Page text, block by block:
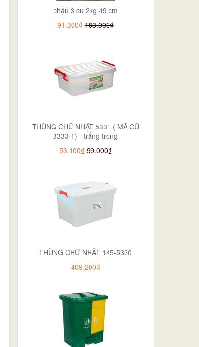
chậu 3 cu 2kg 49 cm
91.300₫ 183.000₫
THÙNG CHỮ NHẬT 5331 ( MÃ CŨ
3333-1) - trắng trong
53.100₫ 99.000₫
THÙNG CHỮ NHẬT 145-5330
409.200₫